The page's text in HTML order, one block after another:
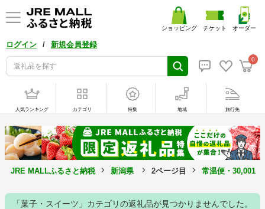
ログイン / 新規会員登録
0
ショッピング チケット オーダー
人気ランキング カテゴリ 特集 地域 旅行先
JRE MALLふるさと納税 新潟県 2ページ目 常温便・30,001
「菓子・スイーツ」カテゴリの返礼品が見つかりませんでした。